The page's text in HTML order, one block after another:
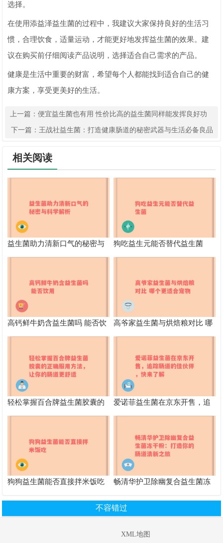
选择。
在使用添益泽益生菌的过程中，我建议大家保持良好的生活习
惯，合理饮食，适量运动，才能更好地发挥益生菌的效果。建
议在购买前仔细阅读产品说明，选择适合自己需求的产品。
健康是生活中重要的财富，希望每个人都能找到适合自己的健
康方案，享受更美好的生活。
上一篇：便宜益生菌也有用 性价比高的益生菌同样能发挥良好功
效
下一篇： 王战社益生菌：打造健康肠道的秘密武器与生活必备良品
相关阅读
益生菌助力清新口气的秘密与
科学解析
狗吃益生元能否替代益生菌
高钙鲜牛奶含益生菌吗 能否饮
用
高爷家益生菌与烘焙粮对比 哪
个更适合宠物
轻松掌握百合牌益生菌胶囊的
正确服用方法，让你的肠道更
爱诺菲益生菌在京东开售，追
踪肠道的佳伙伴，快来了解
狗狗益生菌能否直接拌米饭吃
畅清华护卫除幽复合益生菌冻
不容错过
XML地图